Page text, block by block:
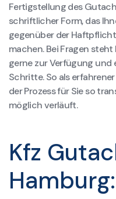
Fertigstellung des
schriftlicher Form, das
gegenüber der
machen. Bei Fragen
gerne zur Verfügung und
Schritte. So als
der Prozess für Sie so
möglich verläuft.
Kfz